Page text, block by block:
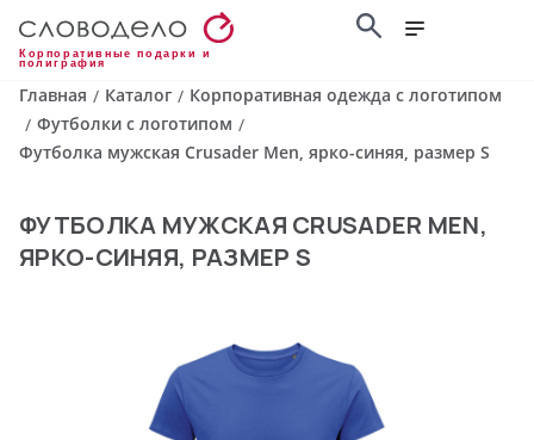
Корпоративные подарки и
полиграфия
Главная / Каталог / Корпоративная одежда с логотипом
/ Футболки с логотипом /
Футболка мужская Crusader Men, ярко-синяя, размер S
ФУТБОЛКА МУЖСКАЯ CRUSADER MEN,
ЯРКО-СИНЯЯ, РАЗМЕР S